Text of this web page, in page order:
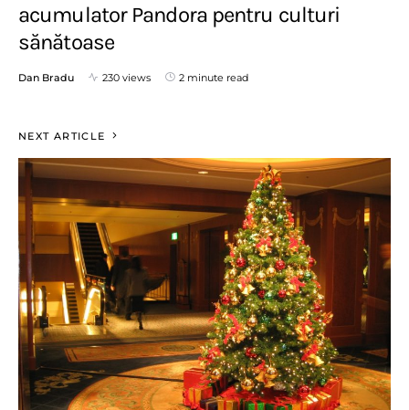
acumulator Pandora pentru culturi
sănătoase
Dan Bradu 230 views 2 minute read
NEXT ARTICLE